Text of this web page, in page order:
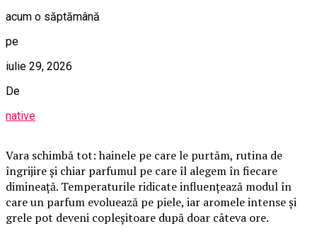
acum o săptămână
pe
iulie 29, 2026
De
native
Vara schimbă tot: hainele pe care le purtăm, rutina de
îngrijire și chiar parfumul pe care îl alegem în fiecare
dimineață. Temperaturile ridicate influențează modul în
care un parfum evoluează pe piele, iar aromele intense și
grele pot deveni copleșitoare după doar câteva ore.